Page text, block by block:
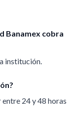
Banamex cobra
institución.
24 y 48 horas